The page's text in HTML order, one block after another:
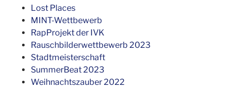
Lost Places
MINT-Wettbewerb
RapProjekt der IVK
Rauschbilderwettbewerb 2023
Stadtmeisterschaft
SummerBeat 2023
Weihnachtszauber 2022